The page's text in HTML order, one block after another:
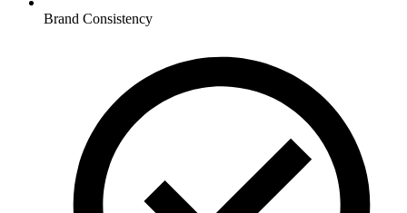
Brand Consistency